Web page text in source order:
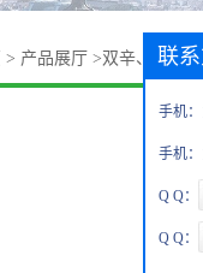
> 产品展厅 >双辛、癸烷基
联
手机：
手机：
Q Q：
Q Q：